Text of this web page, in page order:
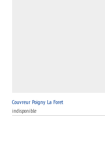
Couvreur Poigny La Foret
indisponible